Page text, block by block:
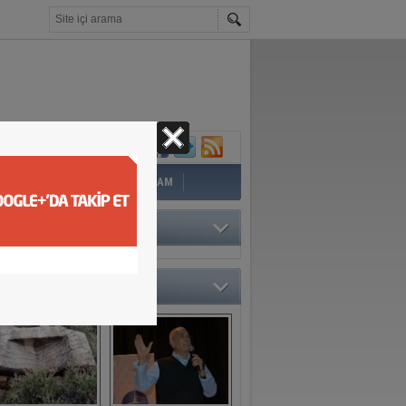
YAŞAM